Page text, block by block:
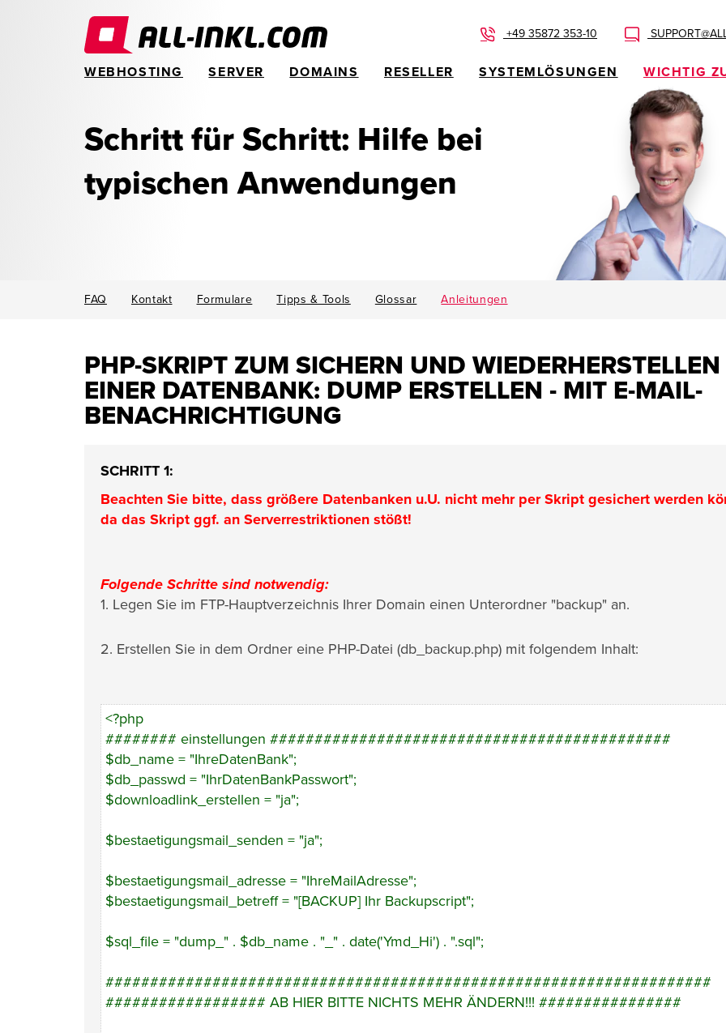
+49 35872 353-10
WEBHOSTING SERVER DOMAINS RESELLER SYSTEMLÖSUNGEN WICHTIG
Schritt für Schritt: Hilfe bei
typischen Anwendungen
FAQ Kontakt Formulare Tipps & Tools Glossar Anleitungen
PHP-SKRIPT ZUM SICHERN UND WIEDERHERSTELLEN
EINER DATENBANK: DUMP ERSTELLEN - MIT E-MAIL-
BENACHRICHTIGUNG
SCHRITT 1:
Beachten Sie bitte, dass größere Datenbanken u.U. nicht mehr per Skript gesichert werden
da das Skript ggf. an Serverrestriktionen stößt!
Folgende Schritte sind notwendig:
1. Legen Sie im FTP-Hauptverzeichnis Ihrer Domain einen Unterordner "backup" an.
2. Erstellen Sie in dem Ordner eine PHP-Datei (db_backup.php) mit folgendem Inhalt:
<?php
######## einstellungen #############################################
$db_name = "IhreDatenBank";
$db_passwd = "IhrDatenBankPasswort";
$downloadlink_erstellen = "ja";
$bestaetigungsmail_senden = "ja";
$bestaetigungsmail_adresse = "IhreMailAdresse";
$bestaetigungsmail_betreff = "[BACKUP] Ihr Backupscript";
$sql_file = "dump_" . $db_name . "_" . date('Ymd_Hi') . ".sql";
####################################################################
################## AB HIER BITTE NICHTS MEHR ÄNDERN!!! ################